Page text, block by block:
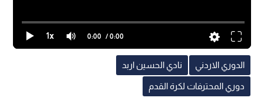
1x 0:00 / 0:00
الدوري الاردني نادي الحسين اربد
دوري المحترفات لكرة القدم